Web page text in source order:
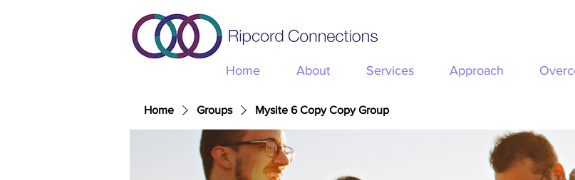
Home About Services Approach
Home Groups Mysite 6 Copy Copy Group